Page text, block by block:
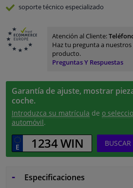
soporte técnico especializado
Atención al Cliente:
Haz tu pregunta a nuestros
producto.
Preguntas Y Respuestas
Garantía de ajuste, mostrar
coche.
Introduzca su matrícula de o
automóvil.
BUSCAR
Especificaciones